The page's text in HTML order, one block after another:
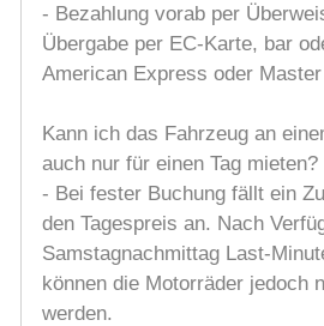
- Bezahlung vorab per
Übergabe per EC-Karte, bar
American Express oder
Kann ich das Fahrzeug an
auch nur für einen Tag mieten?
- Bei fester Buchung fällt ein
den Tagespreis an. Nach
Samstagnachmittag Last-
können die Motorräder jedoch
werden.